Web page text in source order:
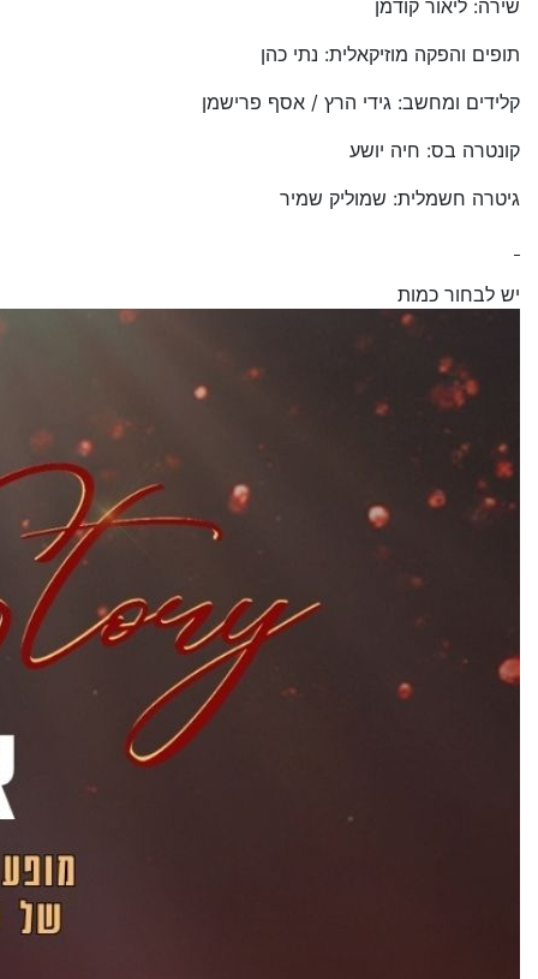
שירה: ליאור קודמן
תופים והפקה מוזיקאלית: נתי כהן
קלידים ומחשב: גידי הרץ / אסף פרישמן
קונטרה בס: חיה יושע
גיטרה חשמלית: שמוליק שמיר
יש לבחור כמות